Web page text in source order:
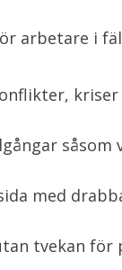
arbetare i
kriser
såsom
med
tvekan för